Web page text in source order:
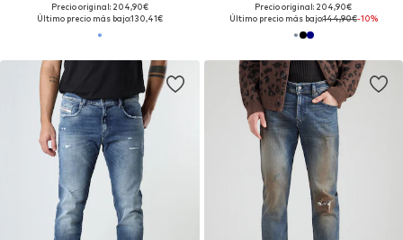
Precio original: 204,90€
Último precio más bajo:130,41€
Precio original: 204,90€
Último precio más bajo:144,90€-10%